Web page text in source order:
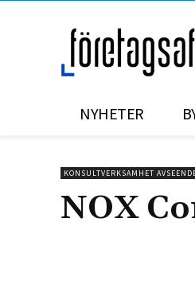
NYHETER
KONSULTVERKSAMHET
NOX